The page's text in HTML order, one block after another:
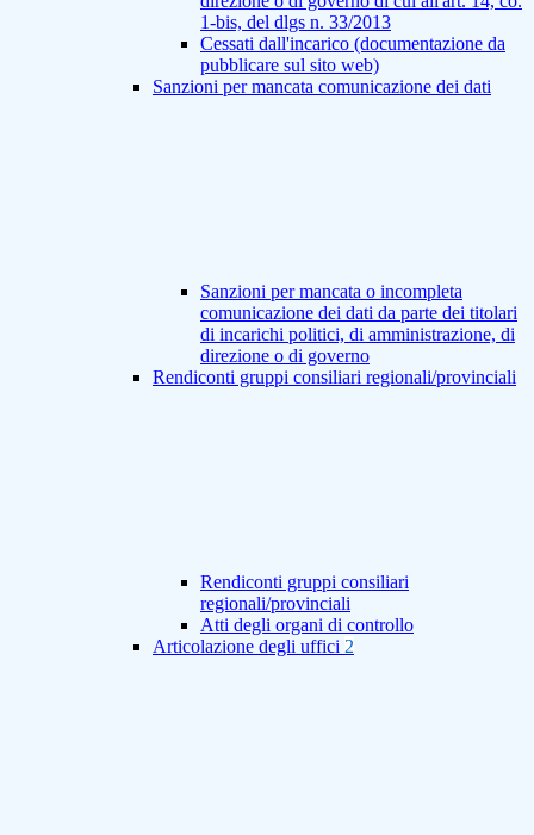
1-bis, del dlgs n. 33/2013
Cessati dall'incarico (documentazione da
pubblicare sul sito web)
Sanzioni per mancata comunicazione dei dati
Sanzioni per mancata o incompleta
comunicazione dei dati da parte dei titolari
di incarichi politici, di amministrazione, di
direzione o di governo
Rendiconti gruppi consiliari regionali/provinciali
Rendiconti gruppi consiliari
regionali/provinciali
Atti degli organi di controllo
Articolazione degli uffici 2